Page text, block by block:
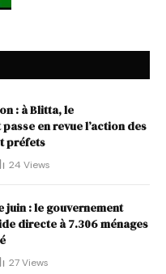
: à Blitta, le
en revue l’action des
préfets
24 Views
juin : le gouvernement
directe à 7.306 ménages
27Views